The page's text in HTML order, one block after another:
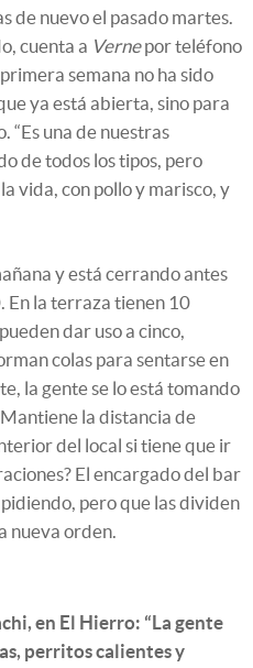
de nuevo el pasado martes.
cuenta a Vernepor teléfono
semana no ha sido
ya está abierta, sino para
“Es una de nuestras
de todos los tipos, pero
vida, con pollo y marisco, y
y está cerrando antes
En la terraza tienen 10
dar uso a cinco,
colas para sentarse en
la gente se lo está tomando
la distancia de
del local si tiene que ir
El encargado del bar
pero que las dividen
nueva orden.
en El Hierro: “La gente
perritos calientes y